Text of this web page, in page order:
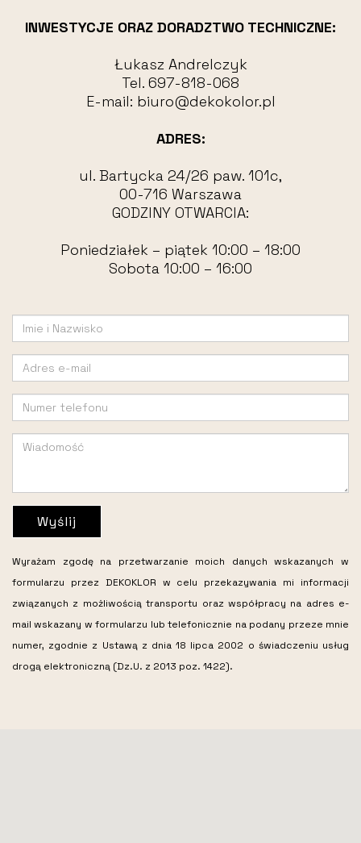
INWESTYCJE ORAZ DORADZTWO TECHNICZNE:
Łukasz Andrelczyk
Tel. 697-818-068
E-mail: biuro@dekokolor.pl
ADRES:
ul. Bartycka 24/26 paw. 101c,
00-716 Warszawa
GODZINY OTWARCIA:
Poniedziałek – piątek 10:00 – 18:00
Sobota 10:00 – 16:00
Wyślij
Wyrażam zgodę na przetwarzanie moich danych wskazanych w
formularzu przez DEKOKLOR w celu przekazywania mi informacji
związanych z możliwością transportu oraz współpracy na adres e-
mail wskazany w formularzu lub telefonicznie na podany przeze mnie
numer, zgodnie z Ustawą z dnia 18 lipca 2002 o świadczeniu usług
drogą elektroniczną (Dz.U. z 2013 poz. 1422).